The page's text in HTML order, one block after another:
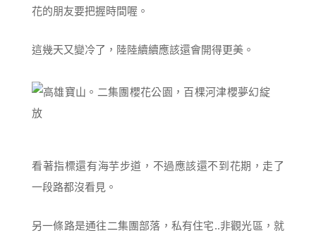
花的朋友要把握時間喔。
這幾天又變冷了，陸陸續續應該還會開得更美。
看著指標還有海芋步道，不過應該還不到花期，走了
一段路都沒看見。
另一條路是通往二集團部落，私有住宅..非觀光區，就